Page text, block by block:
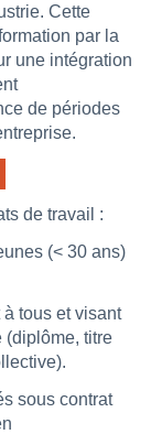
Cette
par la
une intégration
de périodes
de travail :
(< 30 ans)
tous et visant
(diplôme, titre
sous contrat